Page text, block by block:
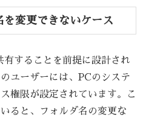
変更できないケース
有することを前提に設計され
ユーザーには、PCのシステ
権限が設定されています。こ
ると、フォルダ名の変更な